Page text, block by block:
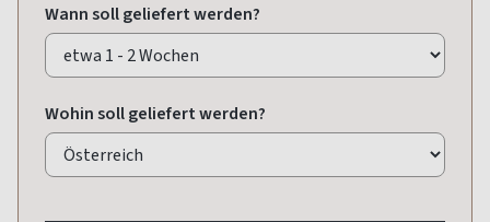
Wann soll geliefert werden?
Wohin soll geliefert werden?